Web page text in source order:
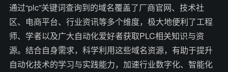
通过“plc”关键词查询到的域名覆盖了厂商官网、技术社
区、电商平台、行业资讯等多个维度，极大地便利了工程
师、学者以及广大自动化爱好者获取PLC相关知识与资
源。结合自身需求，科学利用这些域名资源，有助于提升
自动化技术的学习与实践能力，加速行业数字化、智能化